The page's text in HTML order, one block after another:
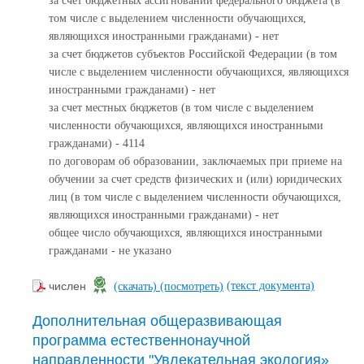
том числе с выделением численности обучающихся,
являющихся иностранными гражданами) - нет
за счет бюджетов субъектов Российской Федерации (в том
числе с выделением численности обучающихся, являющихся
иностранными гражданами) - нет
за счет местных бюджетов (в том числе с выделением
численности обучающихся, являющихся иностранными
гражданами) - 4114
по договорам об образовании, заключаемых при приеме на
обучении за счет средств физических и (или) юридических
лиц (в том числе с выделением численности обучающихся,
являющихся иностранными гражданами) - нет
общее число обучающихся, являющихся иностранными
гражданами - не указано
числен (скачать) (посмотреть) (текст документа)
Дополнительная общеразвивающая
программа естественнонаучной
направленности "Увлекательная экология»